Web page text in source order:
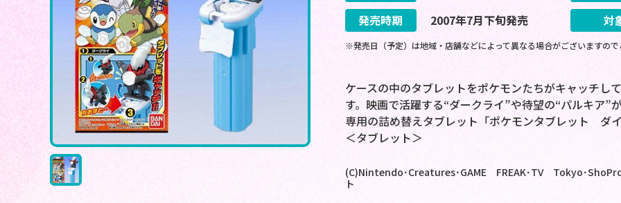
発売時期
2007年7月下旬発売 対
※発売日（予定）は地域・店舗などによって異なる場合がございますの
ケースの中のタブレットをポケモンたちがキャッチし
す。映画で活躍する“ダークライ”や待望の“パルキア”
専用の詰め替えタブレット「ポケモンタブレット ダ
＜タブレット＞
(C)Nintendo･Creatures･GAME FREAK･TV Tokyo･
ト